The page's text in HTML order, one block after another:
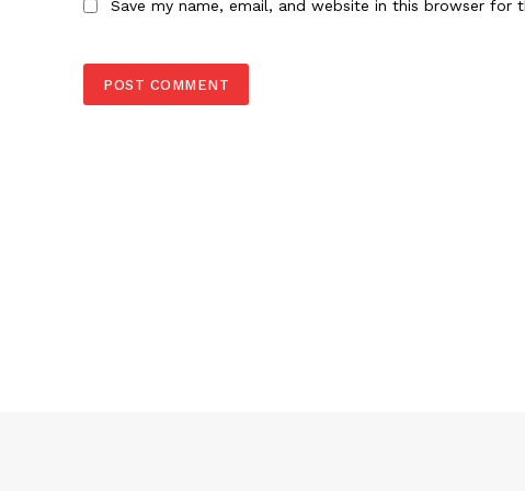
Save my name, email, and website in this browser for